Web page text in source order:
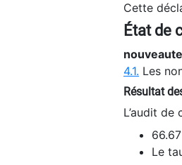
Cette
État de
4.1. Les
Résultat
L’audit
Le